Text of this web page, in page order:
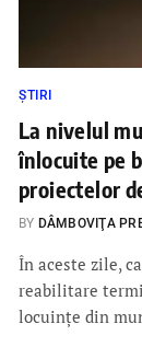
ȘTIRI
La nivelul
înlocuite pe
proiectelor
BY DÂMBOVIŢA
În aceste zile,
reabilitare
locuințe din